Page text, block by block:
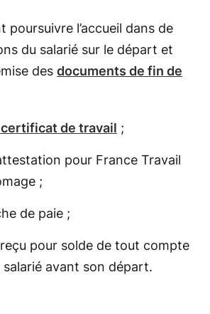
poursuivre l’accueil dans de
du salarié sur le départ et
des documents de fin de
de travail ;
pour France Travail
;
de paie ;
pour solde de tout compte
salarié avant son départ.